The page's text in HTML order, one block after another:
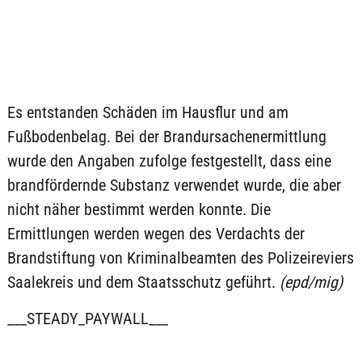
Es entstanden Schäden im Hausflur und am
Fußbodenbelag. Bei der Brandursachenermittlung
wurde den Angaben zufolge festgestellt, dass eine
brandfördernde Substanz verwendet wurde, die aber
nicht näher bestimmt werden konnte. Die
Ermittlungen werden wegen des Verdachts der
Brandstiftung von Kriminalbeamten des Polizeireviers
Saalekreis und dem Staatsschutz geführt. (epd/mig)
___STEADY_PAYWALL___